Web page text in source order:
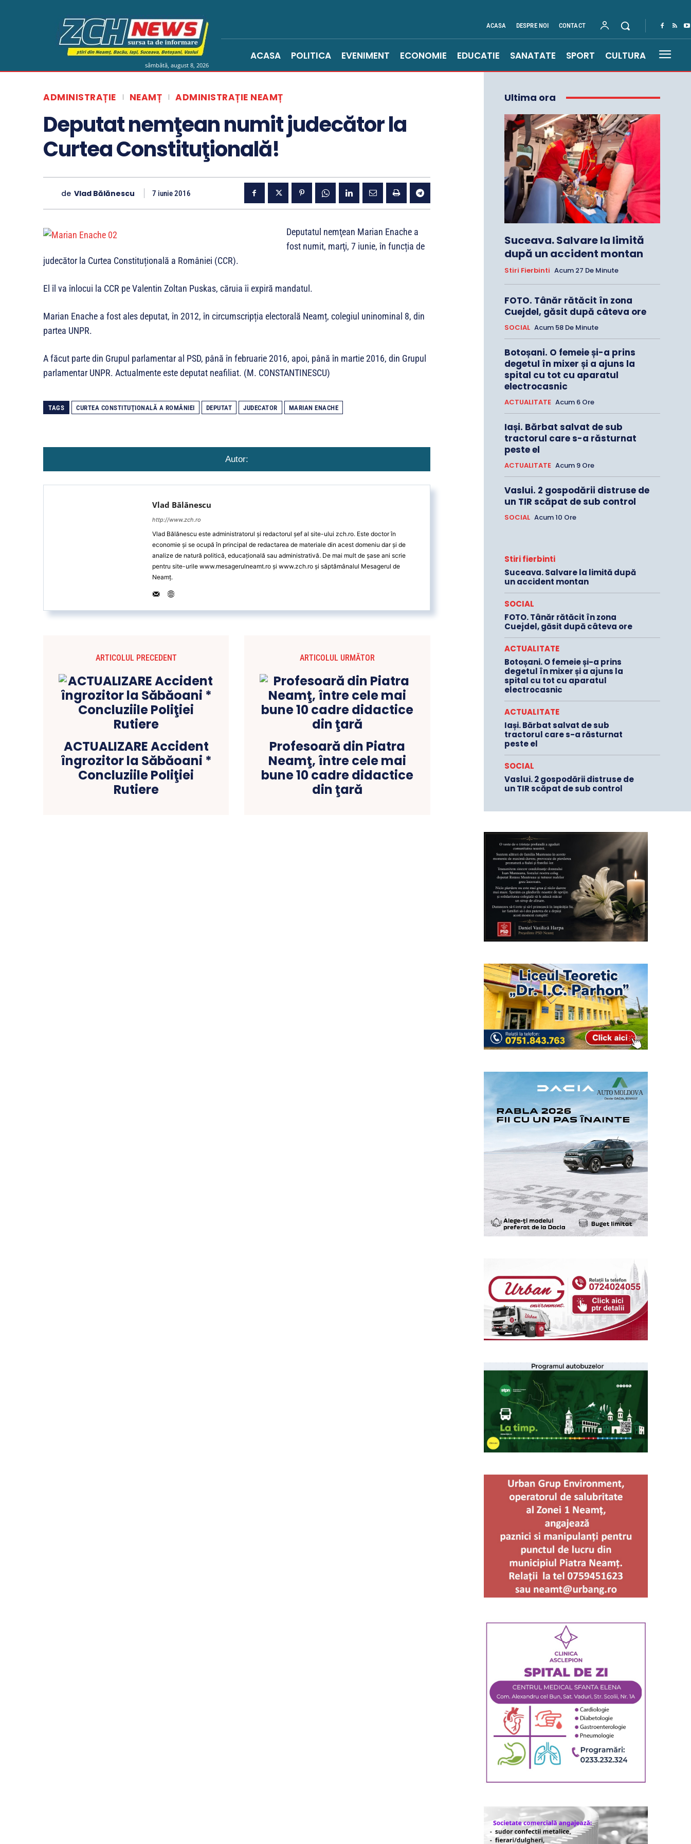
sâmbătă, august 8, 2026
ACASA DESPRE NOI CONTACT
ACASA POLITICA EVENIMENT ECONOMIE EDUCATIE SANATATE SPORT CULTURA
ADMINISTRAȚIE NEAMȚ ADMINISTRAȚIE NEAMȚ
Deputat nemţean numit judecător la
Curtea Constituţională!
de Vlad Bălănescu 7 iunie 2016
Deputatul nemţean Marian Enache a
fost numit, marţi, 7 iunie, în funcția de
judecător la Curtea Constituțională a României (CCR).
El îl va înlocui la CCR pe Valentin Zoltan Puskas, căruia îi expiră mandatul.
Marian Enache a fost ales deputat, în 2012, în circumscripția electorală Neamț, colegiul uninominal 8, din
partea UNPR.
A făcut parte din Grupul parlamentar al PSD, până în februarie 2016, apoi, până în martie 2016, din Grupul
parlamentar UNPR. Actualmente este deputat neafiliat. (M. CONSTANTINESCU)
TAGS CURTEA CONSTITUŢIONALĂ A ROMÂNIEI DEPUTAT JUDECATOR MARIAN ENACHE
Autor:
Vlad Bălănescu
http://www.zch.ro
Vlad Bălănescu este administratorul și redactorul șef al site-ului zch.ro. Este doctor în
economie și se ocupă în principal de redactarea de materiale din acest domeniu dar și de
analize de natură politică, educațională sau administrativă. De mai mult de șase ani scrie
pentru site-urile www.mesagerulneamt.ro și www.zch.ro și săptămânalul Mesagerul de
Neamț.
ARTICOLUL PRECEDENT
ACTUALIZARE Accident
îngrozitor la Săbăoani *
Concluziile Poliţiei
Rutiere
ARTICOLUL URMĂTOR
Profesoară din Piatra
Neamţ, între cele mai
bune 10 cadre didactice
din ţară
Ultima ora
Suceava. Salvare la limită
după un accident montan
Stiri Fierbinti Acum 27 De Minute
FOTO. Tânăr rătăcit în zona
Cuejdel, găsit după câteva ore
SOCIAL Acum 58 De Minute
Botoșani. O femeie și-a prins
degetul în mixer și a ajuns la
spital cu tot cu aparatul
electrocasnic
ACTUALITATE Acum 6 Ore
Iași. Bărbat salvat de sub
tractorul care s-a răsturnat
peste el
ACTUALITATE Acum 9 Ore
Vaslui. 2 gospodării distruse de
un TIR scăpat de sub control
SOCIAL Acum 10 Ore
Stiri fierbinti
Suceava. Salvare la limită după
un accident montan
SOCIAL
FOTO. Tânăr rătăcit în zona
Cuejdel, găsit după câteva ore
ACTUALITATE
Botoșani. O femeie și-a prins
degetul în mixer și a ajuns la
spital cu tot cu aparatul
electrocasnic
ACTUALITATE
Iași. Bărbat salvat de sub
tractorul care s-a răsturnat
peste el
SOCIAL
Vaslui. 2 gospodării distruse de
un TIR scăpat de sub control